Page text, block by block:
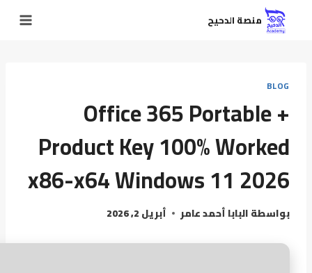
منصة الدحيح
BLOG
Office 365 Portable +
Product Key 100% Worked
x86-x64 Windows 11 2026
بواسطةالبابا أحمد عامر أبريل 2, 2026